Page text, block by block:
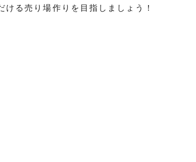
る売り場作りを目指しましょう！